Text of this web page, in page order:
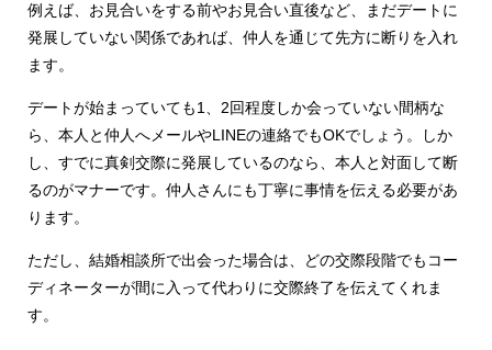
例えば、お見合いをする前やお見合い直後など、まだデートに
発展していない関係であれば、仲人を通じて先方に断りを入れ
ます。
デートが始まっていても1、2回程度しか会っていない間柄な
ら、本人と仲人へメールやLINEの連絡でもOKでしょう。しか
し、すでに真剣交際に発展しているのなら、本人と対面して断
るのがマナーです。仲人さんにも丁寧に事情を伝える必要があ
ります。
ただし、結婚相談所で出会った場合は、どの交際段階でもコー
ディネーターが間に入って代わりに交際終了を伝えてくれま
す。